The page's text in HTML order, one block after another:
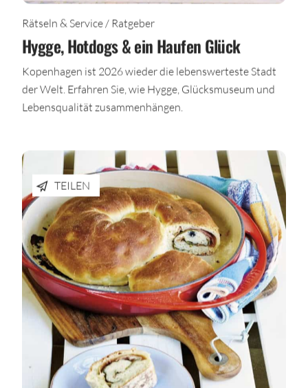
Rätseln & Service / Ratgeber
Hygge, Hotdogs & ein Haufen Glück
Kopenhagen ist 2026 wieder die lebenswerteste Stadt
der Welt. Erfahren Sie, wie Hygge, Glücksmuseum und
Lebensqualität zusammenhängen.
TEILEN